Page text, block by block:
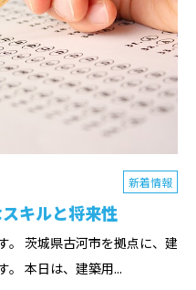
新着情報
キルと将来性
。 茨城県古河市を拠点に、建
。 本日は、建築用...